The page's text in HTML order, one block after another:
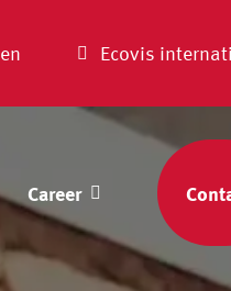
en Ecovis
Career